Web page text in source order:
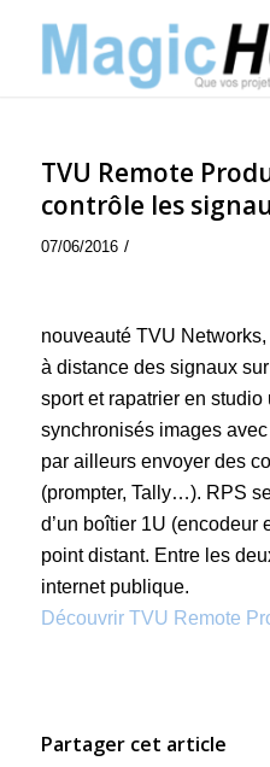
TVU Remote
contrôle les
07/06/2016 /
nouveauté TVU
à distance des signaux
sport et rapatrier en
synchronisés images
par ailleurs envoyer des
(prompter, Tally…). RPS
d’un boîtier 1U (encodeur
point distant. Entre les
internet publique.
Découvrir TVU Remote
Partager cet article